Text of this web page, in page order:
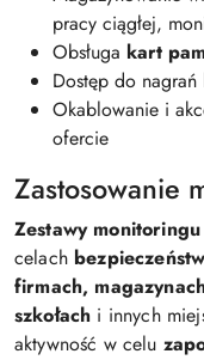
pracy ciągłej,
Obsługa kart
Dostęp do
Okablowanie i
ofercie
Zastosowanie
Zestawy
celach
firmach,
szkołach i innych
aktywność w celu